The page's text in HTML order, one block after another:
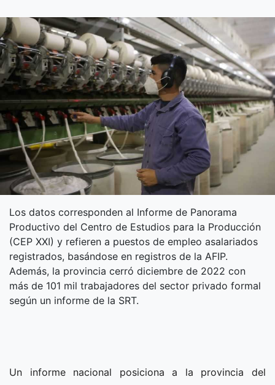
Los datos corresponden al Informe de Panorama
Productivo del Centro de Estudios para la Producción
(CEP XXI) y refieren a puestos de empleo asalariados
registrados, basándose en registros de la AFIP.
Además, la provincia cerró diciembre de 2022 con
más de 101 mil trabajadores del sector privado formal
según un informe de la SRT.
Un informe nacional posiciona a la provincia del